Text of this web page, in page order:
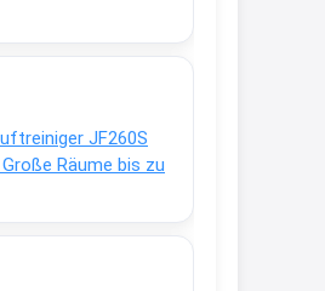
JF260S
Räume bis zu
Jahr gibt es keine
Blinkis mehr / wurde
blinkis...